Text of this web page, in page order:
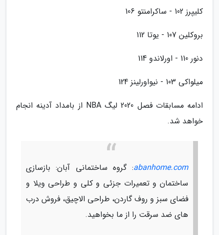
کلیپرز 102 - ساکرامنتو 106
بروکلین 107 - یوتا 112
دنور 110 - اورلاندو 114
میلواکی 103 - نیواورلینز 124
ادامه مسابقات فصل 2020 لیگ NBA از بامداد آدینه انجام
خواهد شد.
abanhome.com: گروه ساختمانی آبان: بازسازی
ساختمان و تعمیرات جزئی و کلی و طراحی ویلا و
فضای سبز و روف گاردن، طراحی الاچیق، فروش درب
های ضد سرقت را از ما بخواهید.